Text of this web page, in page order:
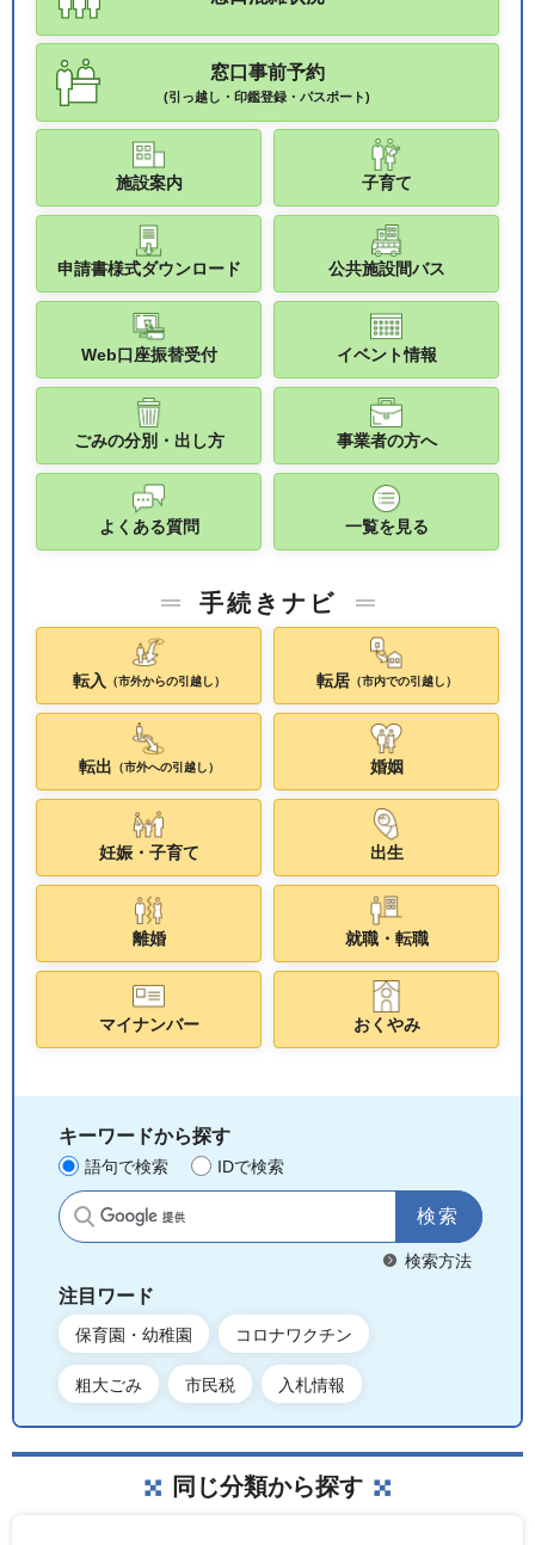
窓口事前予約
(引っ越し・印鑑登録・パスポート)
施設案内 子育て
申請書様式ダウンロード 公共施設間バス
Web口座振替受付 イベント情報
ごみの分別・出し方 事業者の方へ
よくある質問 一覧を見る
手続きナビ
転入 （市外からの引越し） 転居（市内での引越し）
転出 （市外への引越し） 婚姻
妊娠・子育て 出生
離婚 就職・転職
マイナンバー おくやみ
キーワードから探す
語句で検索 IDで検索
サイト内検索
検索方法
注目ワード
保育園・幼稚園 コロナワクチン
粗大ごみ 市民税 入札情報
同じ分類から探す